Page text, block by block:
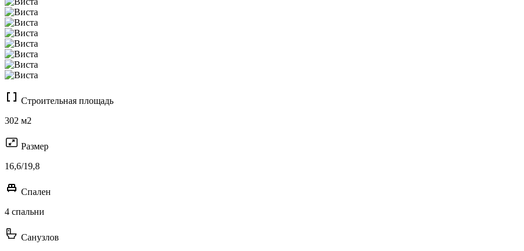
Строительная площадь
302 м2
Размер
16,6/19,8
Спален
4 спальни
Санузлов